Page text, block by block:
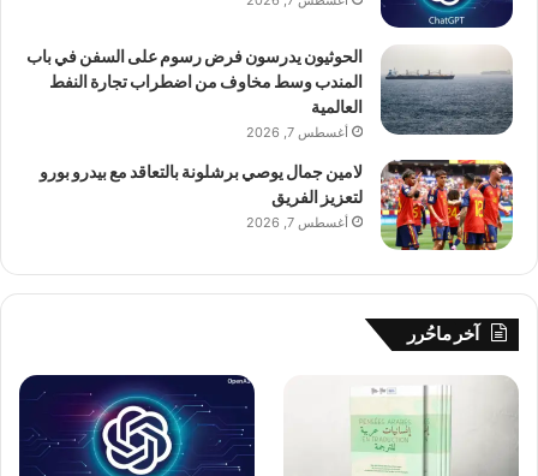
الحوثيون يدرسون فرض رسوم على السفن في باب
المندب وسط مخاوف من اضطراب تجارة النفط
العالمية
أغسطس 7, 2026
لامين جمال يوصي برشلونة بالتعاقد مع بيدرو بورو
لتعزيز الفريق
أغسطس 7, 2026
آخر ماحُرر